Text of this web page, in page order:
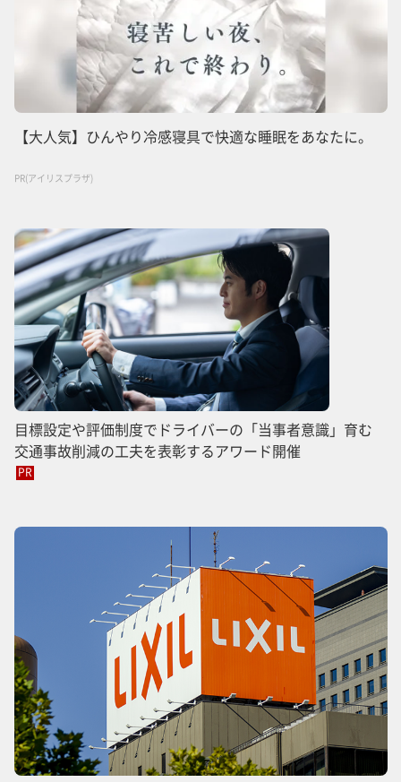
【大人気】ひんやり冷感寝具で快適な睡眠をあなたに。
PR(アイリスプラザ)
目標設定や評価制度でドライバーの「当事者意識」育む
交通事故削減の工夫を表彰するアワード開催
PR